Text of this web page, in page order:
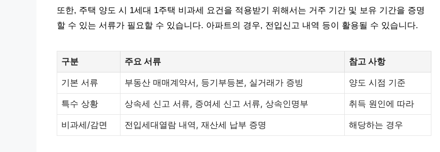
또한, 주택 양도 시 1세대 1주택 비과세 요건을 적용받기 위해서는 거주 기간 및 보유 기간을 증명
할 수 있는 서류가 필요할 수 있습니다. 아파트의 경우, 전입신고 내역 등이 활용될 수 있습니다.
구분 주요 서류 참고 사항
기본 서류 부동산 매매계약서, 등기부등본, 실거래가 증빙 양도 시점 기준
특수 상황 상속세 신고 서류, 증여세 신고 서류, 상속인명부 취득 원인에 따라
비과세/감면 전입세대열람 내역, 재산세 납부 증명 해당하는 경우